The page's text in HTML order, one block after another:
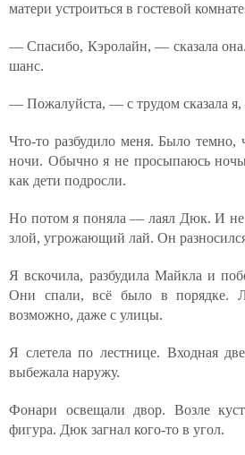
матери устроиться в гостевой
— Спасибо, Кэролайн, — сказала
шанс.
— Пожалуйста, — с трудом сказала
Что-то разбудило меня. Было темно,
ночи. Обычно я не просыпаюсь
как дети подросли.
Но потом я поняла — лаял Дюк. И
злой, угрожающий лай. Он
Я вскочила, разбудила Майкла и
Они спали, всё было в порядке.
возможно, даже с улицы.
Я слетела по лестнице. Входная
выбежала наружу.
Фонари освещали двор. Возле
фигура. Дюк загнал кого-то в угол.